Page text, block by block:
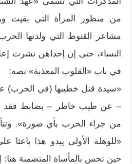
من منظور المرأة التي بقيت
مشاعر القنوط التي ولدتها
النساء، حتى إن إحداهن نشرت
في باب «القلوب المعذبة» نصه:
«سيدة قتل خطيبها (في الحرب)
– عن طيب خاطر – بضابط فقد
من جراء الحرب بأي صورة».
«للوهلة الأولى يبدو هذا باعثا
حين تحس بالمأساة المتضمنة هنا: